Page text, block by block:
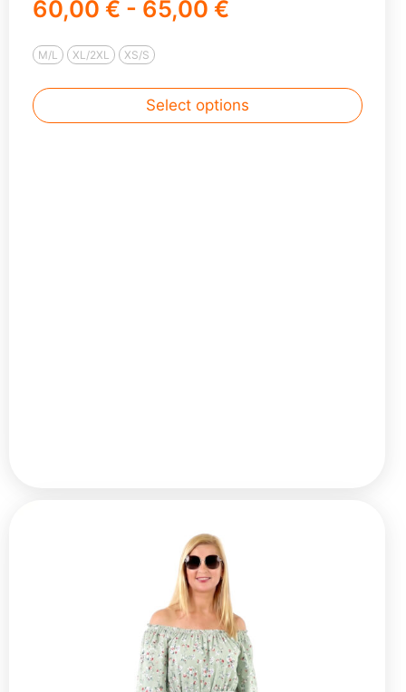
60,00 € - 65,00 €
M/L XL/2XL XS/S
Select options